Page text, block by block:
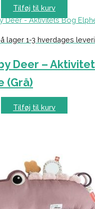
Tilføj til kurv
lager 1-3 hverdages
Deer –
(Grå)
Tilføj til kurv